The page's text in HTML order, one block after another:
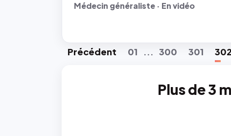
Médecin généraliste · En vidéo
Précédent 01 ... 300 301 302
Plus de 3